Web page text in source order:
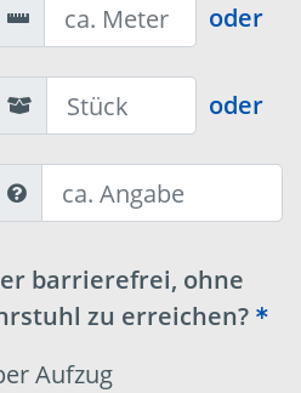
oder
oder
barrierefrei, ohne
zu erreichen?
Aufzug